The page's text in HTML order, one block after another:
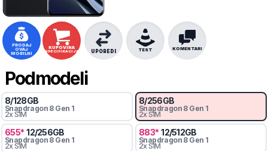
PRODAJ
OVAJ
MOBILNI
KUPOVINA
SPECIFIKACIJA TEST KOMENTARI
UPOREDI
Podmodeli
8/128GB
Snapdragon 8 Gen 1
2x SIM
8/256GB
Snapdragon 8 Gen 1
2x SIM
655* 12/256GB
Snapdragon 8 Gen 1
2x SIM
883* 12/512GB
Snapdragon 8 Gen 1
2x SIM